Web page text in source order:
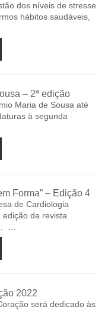
dos níveis de stresse
hábitos saudáveis,
– 2ª edição
Maria de Sousa até
à segunda
Forma” – Edição 4
de Cardiologia
edição da revista
…
2022
será dedicado às